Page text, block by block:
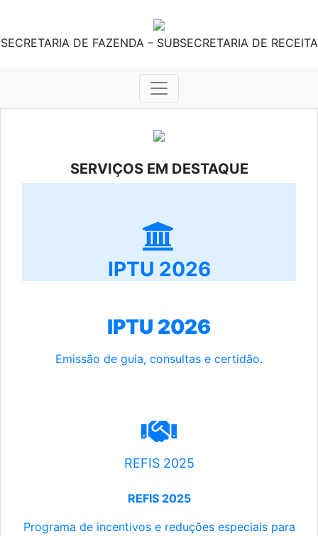
SECRETARIA DE FAZENDA – SUBSECRETARIA DE RECEITA
SERVIÇOS EM DESTAQUE
IPTU 2026
IPTU 2026
Emissão de guia, consultas e certidão.
REFIS 2025
REFIS 2025
Programa de incentivos e reduções especiais para